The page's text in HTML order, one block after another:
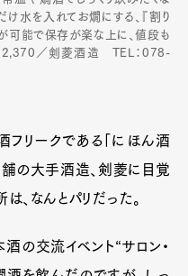
け水を入れてお燗にする、『割り
可能で保存が楽な上に、値段も
2,370／剣菱酒造 TEL：078-
リークである「にほん酒
舗の大手酒造、剣菱に目覚
、なんとパリだった。
酒の交流イベント“サロン・